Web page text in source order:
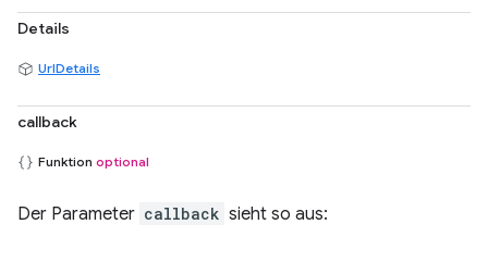
Details
UrlDetails
callback
Funktion optional
Der Parameter callback sieht so aus: